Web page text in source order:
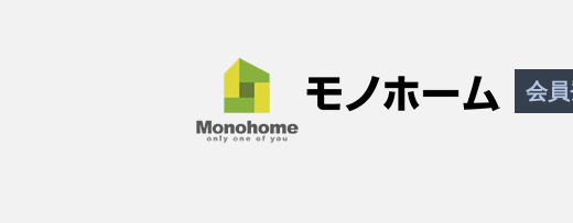
会